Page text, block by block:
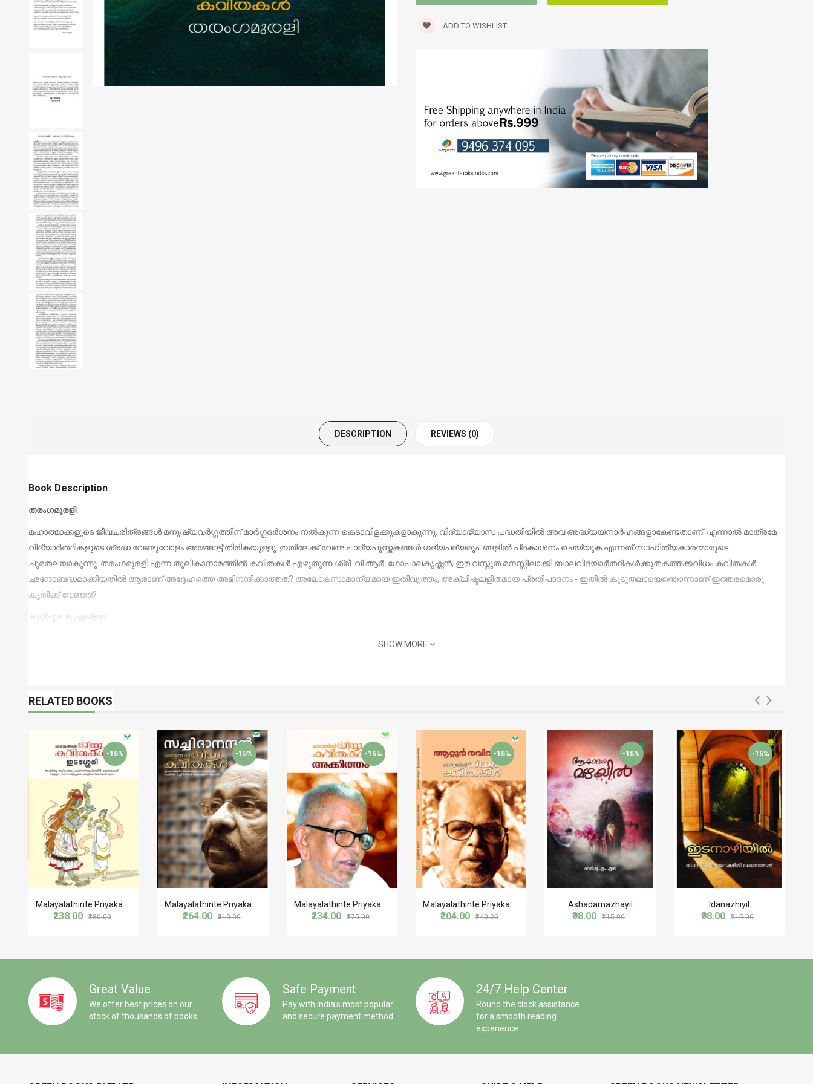
ADD TO WISHLIST
TRAVELOGUE
WORLD CLASSICS
DESCRIPTION REVIEWS (0)
Book Description
തരംഗമുരളി
മഹാത്മാക്കളുടെ ജീവചരിത്രങ്ങള്‍ മനുഷ്യവര്‍ഗ്ഗത്തിന് മാര്‍ഗ്ഗദര്‍ശനം നല്‍കുന്ന കെടാവിളക്കുകളാകുന്നു. വിദ്യാഭ്യാസ പദ്ധതിയില്‍ അവ അദ്ധ്യയനാര്‍ഹങ്ങളാകേണ്ടതാണ്. എന്നാല്‍ മാത്രമേ
വിദ്യാര്‍ത്ഥികളുടെ ശ്രദ്ധ വേണ്ടുവോളം അങ്ങോട്ട് തിരികയുള്ളൂ. ഇതിലേക്ക് വേണ്ട പാഠ്യപുസ്തകങ്ങള്‍ ഗദ്യപദ്യരൂപങ്ങളില്‍ പ്രകാശനം ചെയ്യുക എന്നത് സാഹിത്യകാരന്മാരുടെ
ചുമതലയാകുന്നു. തരംഗമുരളി എന്ന തൂലികാനാമത്തില്‍ കവിതകള്‍ എഴുതുന്ന ശ്രീ. വി.ആര്‍. ഗോപാലകൃഷ്ണന്‍, ഈ വസ്തുത മനസ്സിലാക്കി ബാലവിദ്യാര്‍ത്ഥികള്‍ക്കുതകത്തക്കവിധം കവിതകള്‍
ഛന്ദോബദ്ധമാക്കിയതില്‍ ആരാണ് അദ്ദേഹത്തെ അഭിനന്ദിക്കാത്തത്? അലോകസാമാന്യമായ ഇതിവൃത്തം, അക്ലിഷ്ടലളിതമായ പ്രതിപാദനം - ഇതില്‍ കൂടുതലായെന്തൊന്നാണ് ഇത്തരമൊരു
കൃതിക്ക് വേണ്ടത്?
കുറ്റിപ്പുഴ കൃഷ്ണപിള്ള
SHOW MORE
RELATED BOOKS
-15%
Malayalathinte Priyakavithakal-Edassery ഇടശ്ശേരി
₹238.00 ₹280.00
-15%
Malayalathinte Priyakavithakal-Satchidanandan സച്ചിദാനന്ദൻ
₹264.00 ₹310.00
-15%
Malayalathinte Priyakavithakal-Akkitham അക്കിത്തം
₹234.00 ₹275.00
-15%
Malayalathinte Priyakavithakal- Attoor Ravivarma ആറ്റൂർ രവിവർമ
₹204.00 ₹240.00
-15%
Ashadamazhayil
₹98.00 ₹115.00
-15%
Idanazhiyil
₹98.00 ₹115.00
Great Value
We offer best prices on our
stock of thousands of books
Safe Payment
Pay with India's most popular
and secure payment method.
24/7 Help Center
Round the clock assistance
for a smooth reading
experience.